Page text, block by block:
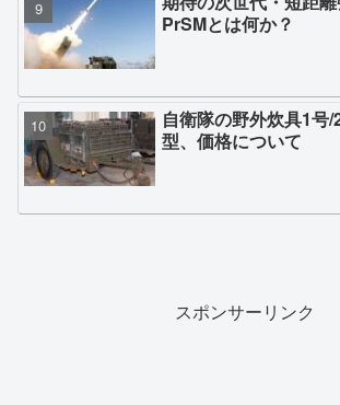
PrSMとは何か？
自衛隊の野外炊具1号/
型、価格について
スポンサーリンク